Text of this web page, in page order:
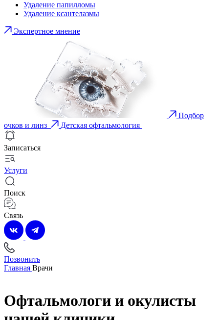
Удаление папилломы
Удаление ксантелазмы
Экспертное мнение
Подбор
очков и линз
Детская офтальмология
Записаться
Услуги
Поиск
Связь
Позвонить
Главная Врачи
Офтальмологи и окулисты